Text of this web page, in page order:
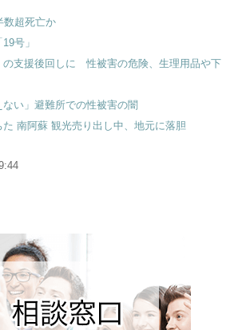
数超死亡か
号」
の支援後回しに 性被害の危険、生理用品や下
ない」避難所での性被害の闇
た 南阿蘇 観光売り出し中、地元に落胆